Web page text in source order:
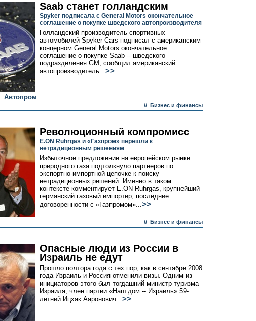
Saab станет голландским
Spyker подписала с General Motors окончательное
соглашение о покупке шведского автопроизводителя
Голландский производитель спортивных
автомобилей Spyker Cars подписал с американским
концерном General Motors окончательное
соглашение о покупке Saab -- шведского
подразделения GM, сообщил американский
автопроизводитель...>>
Автопром
// Бизнес и финансы
Революционный компромисс
E.ON Ruhrgas и «Газпром» перешли к
нетрадиционным решениям
Избыточное предложение на европейском рынке
природного газа подтолкнуло партнеров по
экспортно-импортной цепочке к поиску
нетрадиционных решений. Именно в таком
контексте комментирует E.ON Ruhrgas, крупнейший
германский газовый импортер, последние
договоренности с «Газпромом»...>>
// Бизнес и финансы
Опасные люди из России в
Израиль не едут
Прошло полтора года с тех пор, как в сентябре 2008
года Израиль и Россия отменили визы. Одним из
инициаторов этого был тогдашний министр туризма
Израиля, член партии «Наш дом -- Израиль» 59-
летний Ицхак Ааронович...>>